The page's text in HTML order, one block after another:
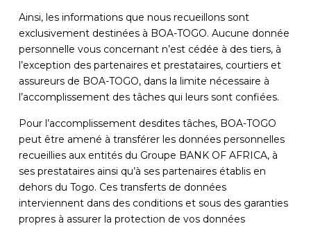
Ainsi, les informations que nous recueillons sont
exclusivement destinées à BOA-TOGO. Aucune donnée
personnelle vous concernant n’est cédée à des tiers, à
l’exception des partenaires et prestataires, courtiers et
assureurs de BOA-TOGO, dans la limite nécessaire à
l’accomplissement des tâches qui leurs sont confiées.
Pour l’accomplissement desdites tâches, BOA-TOGO
peut être amené à transférer les données personnelles
recueillies aux entités du Groupe BANK OF AFRICA, à
ses prestataires ainsi qu’à ses partenaires établis en
dehors du Togo. Ces transferts de données
interviennent dans des conditions et sous des garanties
propres à assurer la protection de vos données